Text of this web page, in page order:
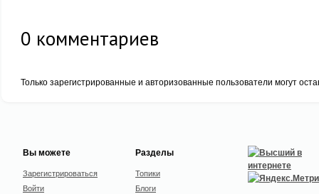
0 комментариев
Только зарегистрированные и авторизованные пользователи могут
Вы можете
Зарегистрироваться
Войти
Разделы
Топики
Блоги